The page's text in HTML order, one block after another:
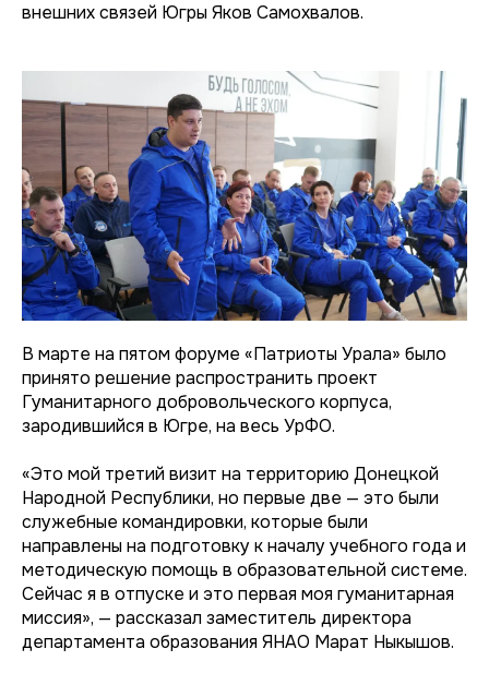
внешних связей Югры Яков Самохвалов.
В марте на пятом форуме «Патриоты Урала» было
принято решение распространить проект
Гуманитарного добровольческого корпуса,
зародившийся в Югре, на весь УрФО.
«Это мой третий визит на территорию Донецкой
Народной Республики, но первые две — это были
служебные командировки, которые были
направлены на подготовку к началу учебного года и
методическую помощь в образовательной системе.
Сейчас я в отпуске и это первая моя гуманитарная
миссия», — рассказал заместитель директора
департамента образования ЯНАО Марат Ныкышов.